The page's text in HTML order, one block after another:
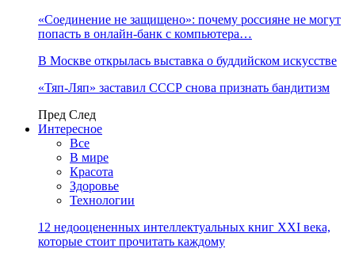
«Соединение не защищено»: почему россияне не могут
попасть в онлайн-банк с компьютера…
В Москве открылась выставка о буддийском искусстве
«Тяп-Ляп» заставил СССР снова признать бандитизм
Пред След
Интересное
Все
В мире
Красота
Здоровье
Технологии
12 недооцененных интеллектуальных книг XXI века,
которые стоит прочитать каждому